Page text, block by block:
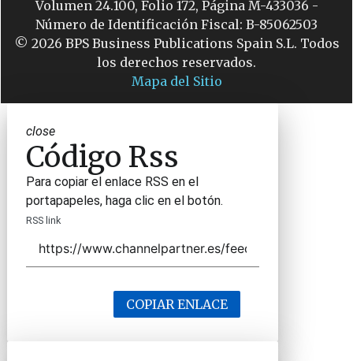
Volumen 24.100, Folio 172, Página M-433036 -
Número de Identificación Fiscal: B-85062503
© 2026 BPS Business Publications Spain S.L. Todos
los derechos reservados.
Mapa del Sitio
close
Código Rss
Para copiar el enlace RSS en el
portapapeles, haga clic en el botón.
RSS link
COPIAR ENLACE